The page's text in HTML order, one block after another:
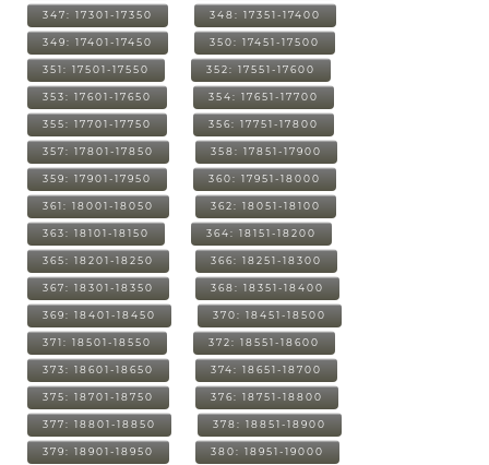
347: 17301-17350 348: 17351-17400
349: 17401-17450 350: 17451-17500
351: 17501-17550 352: 17551-17600
353: 17601-17650 354: 17651-17700
355: 17701-17750 356: 17751-17800
357: 17801-17850 358: 17851-17900
359: 17901-17950 360: 17951-18000
361: 18001-18050 362: 18051-18100
363: 18101-18150 364: 18151-18200
365: 18201-18250 366: 18251-18300
367: 18301-18350 368: 18351-18400
369: 18401-18450 370: 18451-18500
371: 18501-18550 372: 18551-18600
373: 18601-18650 374: 18651-18700
375: 18701-18750 376: 18751-18800
377: 18801-18850 378: 18851-18900
379: 18901-18950 380: 18951-19000